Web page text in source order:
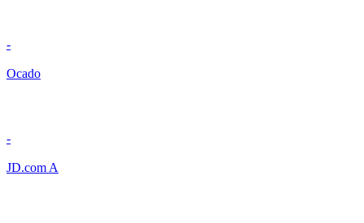
-
Ocado
-
JD.com A